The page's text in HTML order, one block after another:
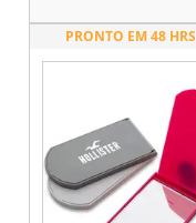
PRONTO EM 48 HRS